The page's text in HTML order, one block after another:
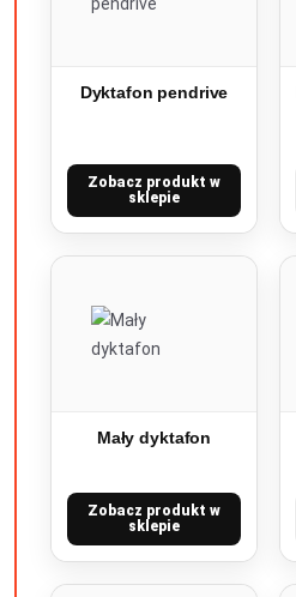
Dyktafon pendrive
Zobacz produkt w
sklepie
Mały dyktafon
Zobacz produkt w
sklepie